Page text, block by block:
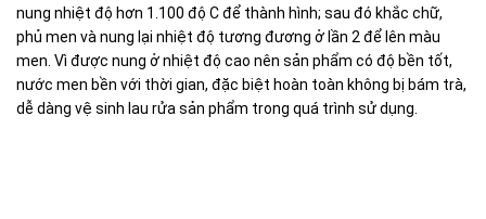
nung nhiệt độ hơn 1.100 độ C để thành hình; sau đó khắc chữ,
phủ men và nung lại nhiệt độ tương đương ở lần 2 để lên màu
men. Vì được nung ở nhiệt độ cao nên sản phẩm có độ bền tốt,
nước men bền với thời gian, đặc biệt hoàn toàn không bị bám trà,
dễ dàng vệ sinh lau rửa sản phẩm trong quá trình sử dụng.